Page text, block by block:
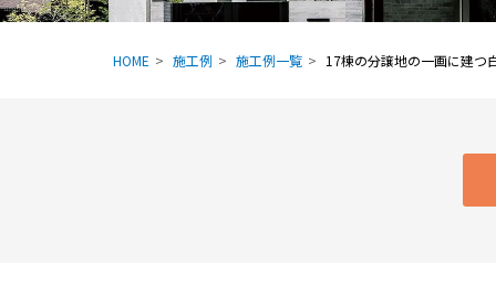
HOME 施工例 施工例一覧 17棟の分譲地の一画に建つ